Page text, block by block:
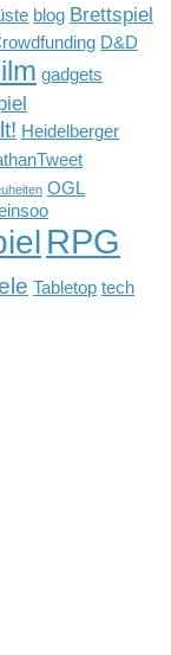
blog Brettspiel
D&D
gadgets
Heidelberger
OGL
RPG
Tabletop tech